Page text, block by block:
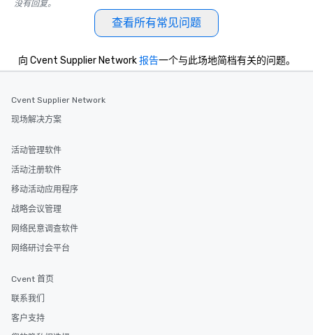
没有回复。
查看所有常见问题
向 Cvent Supplier Network报告一个与此场地简档有关的问题。
Cvent Supplier Network
现场解决方案
活动管理软件
活动注册软件
移动活动应用程序
战略会议管理
网络民意调查软件
网络研讨会平台
Cvent 首页
联系我们
客户支持